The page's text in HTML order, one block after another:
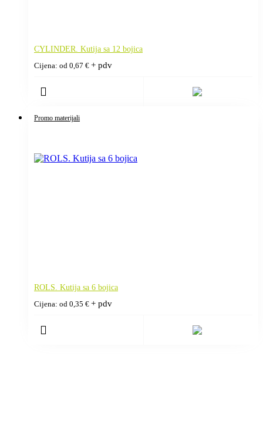
CYLINDER. Kutija sa 12 bojica
Cijena: od 0,67 € + pdv
Promo materijali
ROLS. Kutija sa 6 bojica
Cijena: od 0,35 € + pdv